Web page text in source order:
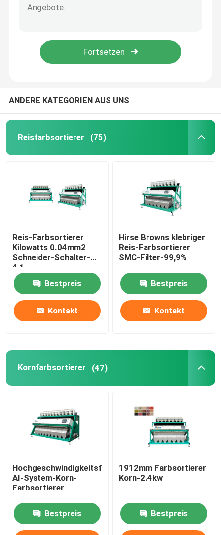
Acajoubaumfarbsortierer
Kaffeebohnen färben Sortierer
Sortierer des indischen Sesams Farb
Plastikfarbsortierer
Teefarbsortierer
Gurt-Farbsortierer
Materielle sortierende Maschine
512 Kanalwalnuß Kern-Erdnuss-Farbsortierer
ANDERE KATEGORIEN AUS UNS
Reisfarbsortierer (75)
Reis-Farbsortierer
Kilowatts 0.04mm2
Schneider-Schalter-
4,1
Bestpreis
Kontakt
Hirse Browns klebriger
Reis-Farbsortierer
SMC-Filter-99,9%
Bestpreis
Kontakt
Kornfarbsortierer (47)
Hochgeschwindigkeitsfernsteuerungs-
AI-System-Korn-
Farbsortierer
Bestpreis
1912mm Farbsortierer
Korn-2.4kw
Bestpreis